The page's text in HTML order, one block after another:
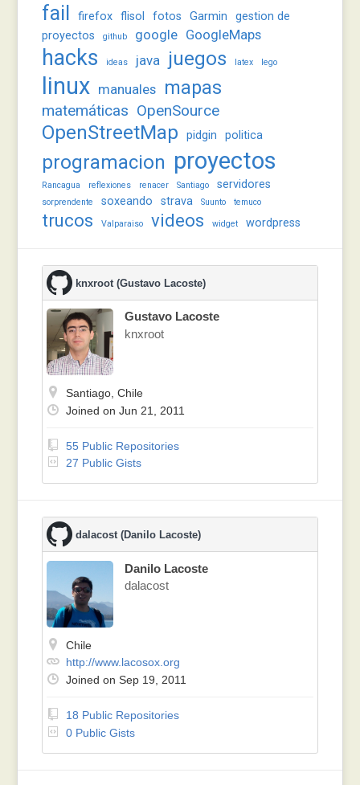
fail
firefox flisol fotos Garmin
gestion de
proyectos
github google GoogleMaps
hacks ideas java juegos latex lego
linux manuales mapas
matemáticas OpenSource
OpenStreetMap pidgin politica
programacion proyectos
Rancagua reflexiones renacer Santiago servidores
sorprendente soxeando strava Suunto temuco
trucos Valparaiso videos widget wordpress
knxroot (Gustavo Lacoste)
Gustavo Lacoste
knxroot
Santiago, Chile
Joined on Jun 21, 2011
55 Public Repositories
27 Public Gists
dalacost (Danilo Lacoste)
Danilo Lacoste
dalacost
Chile
http://www.lacosox.org
Joined on Sep 19, 2011
18 Public Repositories
0 Public Gists